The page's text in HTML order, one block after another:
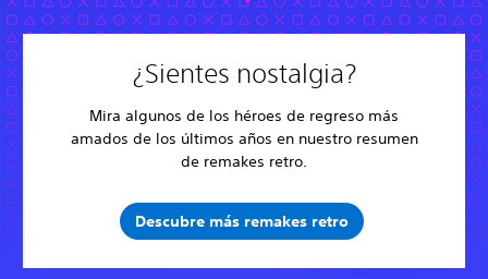
¿Sientes nostalgia?
Mira algunos de los héroes de regreso más
amados de los últimos años en nuestro resumen
de remakes retro.
Descubre más remakes retro